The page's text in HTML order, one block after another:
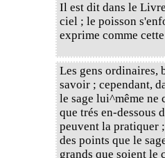
Il est dit dans le
ciel ; le poisson
exprime comme
Les gens ordinaires,
savoir ; cependant,
le sage lui^même ne
que trés en-dessous
peuvent la pratiquer
des points que le
grands que soient le